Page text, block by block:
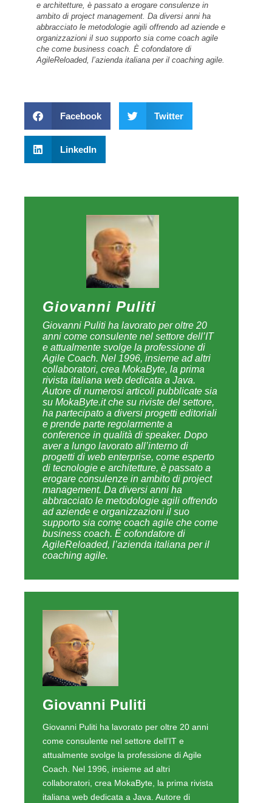
e architetture, è passato a erogare consulenze in
ambito di project management. Da diversi anni ha
abbracciato le metodologie agili offrendo ad aziende e
organizzazioni il suo supporto sia come coach agile
che come business coach. È cofondatore di
AgileReloaded, l’azienda italiana per il coaching agile.
Facebook Twitter
LinkedIn
Giovanni Puliti
Giovanni Puliti ha lavorato per oltre 20
anni come consulente nel settore dell’IT
e attualmente svolge la professione di
Agile Coach. Nel 1996, insieme ad altri
collaboratori, crea MokaByte, la prima
rivista italiana web dedicata a Java.
Autore di numerosi articoli pubblicate sia
su MokaByte.it che su riviste del settore,
ha partecipato a diversi progetti editoriali
e prende parte regolarmente a
conference in qualità di speaker. Dopo
aver a lungo lavorato all’interno di
progetti di web enterprise, come esperto
di tecnologie e architetture, è passato a
erogare consulenze in ambito di project
management. Da diversi anni ha
abbracciato le metodologie agili offrendo
ad aziende e organizzazioni il suo
supporto sia come coach agile che come
business coach. È cofondatore di
AgileReloaded, l’azienda italiana per il
coaching agile.
Giovanni Puliti
Giovanni Puliti ha lavorato per oltre 20 anni
come consulente nel settore dell’IT e
attualmente svolge la professione di Agile
Coach. Nel 1996, insieme ad altri
collaboratori, crea MokaByte, la prima rivista
italiana web dedicata a Java. Autore di